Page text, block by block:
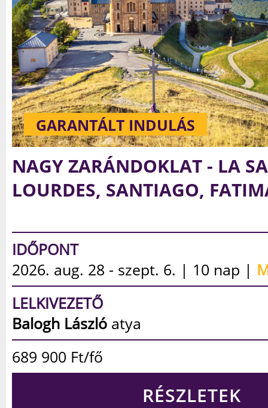
GARANTÁLT INDULÁS
NAGY ZARÁNDOKLAT - LA
LOURDES, SANTIAGO,
IDŐPONT
2026. aug. 28 - szept. 6. | 10 nap |
LELKIVEZETŐ
Balogh László atya
689 900 Ft/fő
RÉSZLETEK